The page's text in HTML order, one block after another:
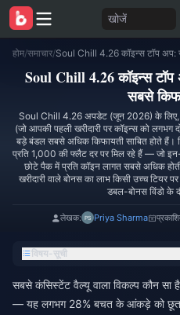
खोजें
होम/समाचार/
Soul Chill 4.26 कॉइन्स
सबसे
Soul Chill 4.26 अपडेट (जून 2026) के लिए,
(जो आपकी पहली खरीदारी पर कॉइन्स को लगभग
बड़े बंडल सबसे अधिक किफायती साबित होते
प्रति 1,000 की फ्लैट दर पर मिल रहे हैं — जो
छोटे पैक में प्रति कॉइन लागत सबसे अधिक
खरीदारी वाले बोनस का लाभ किसी उच्च
डबल-बोनस विंडो के
लेखक: Priya Sharma
विषय-सूची
सबसे कंसिस्टेंट वैल्यू वाला विकल्प कौन सा
— यह लगभग 28% बचत के आंकड़े को छूता